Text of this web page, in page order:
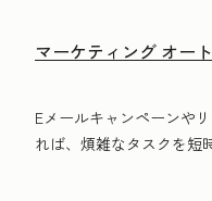
マーケティング オー
Eメールキャンペーンや
れば、煩雑なタスクを短